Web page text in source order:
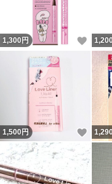
1,300 円 いい
1,200
1,500円 い